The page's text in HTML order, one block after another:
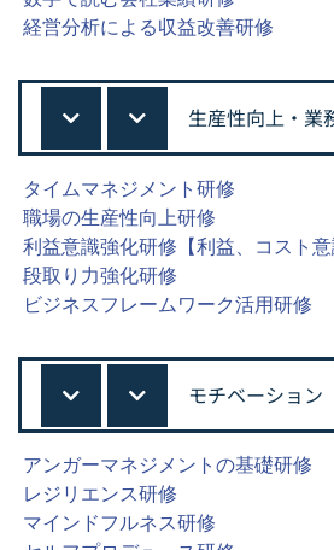
経営分析による収益改善研修
生産性向上・業
タイムマネジメント研修
職場の生産性向上研修
利益意識強化研修【利益、コスト意
段取り力強化研修
ビジネスフレームワーク活用研修
モチベーション
アンガーマネジメントの基礎研修
レジリエンス研修
マインドフルネス研修